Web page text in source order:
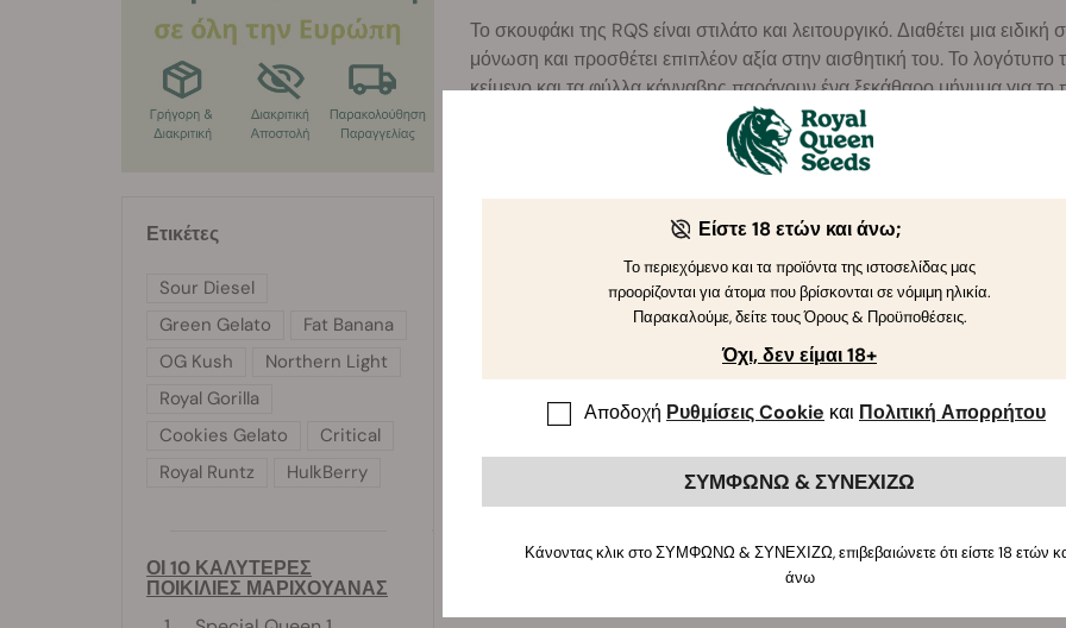
Το σκουφάκι της RQS είναι στιλάτο και λειτουργικό. Διαθέτει μια
μόνωση και προσθέτει επιπλέον αξία στην αισθητική του. Το λογότυπο
κείμενο και τα φύλλα κάνναβης παράγουν ένα ξεκάθαρο μήνυμα για το
Είναι διαθέσιμο σε ένα, βολικό μέγεθος και μπορείτε να επιλέξετε
Ετικέτες
Sour Diesel
Green Gelato
Fat Banana
OG Kush
Northern Light
Royal Gorilla
Cookies Gelato
Critical
Royal Runtz
HulkBerry
ΟΙ 10 ΚΑΛΥΤΕΡΕΣ
ΠΟΙΚΙΛΙΕΣ ΜΑΡΙΧΟΥΑΝΑΣ
Είστε 18 ετών και άνω;
Το περιεχόμενο και τα προϊόντα της ιστοσελίδας μας
προορίζονται για άτομα που βρίσκονται σε νόμιμη ηλικία.
Παρακαλούμε, δείτε τους Όρους & Προϋποθέσεις.
Όχι, δεν είμαι 18+
Αποδοχή Ρυθμίσεις Cookie και Πολιτική Απορρήτου
ΣΥΜΦΩΝΩ & ΣΥΝΕΧΙΖΩ
Κάνοντας κλικ στο ΣΥΜΦΩΝΩ & ΣΥΝΕΧΙΖΩ, επιβεβαιώνετε ότι είστε 18 ετών
άνω